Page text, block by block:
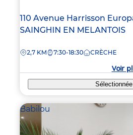
Adresse
de
crèche
110 Avenue Harrisson
SAINGHIN EN MELANTOIS
DISTANCE
2,7 KM 7:30-18:30 CRÈCHE
Voir
Sélectionnée
Babilou